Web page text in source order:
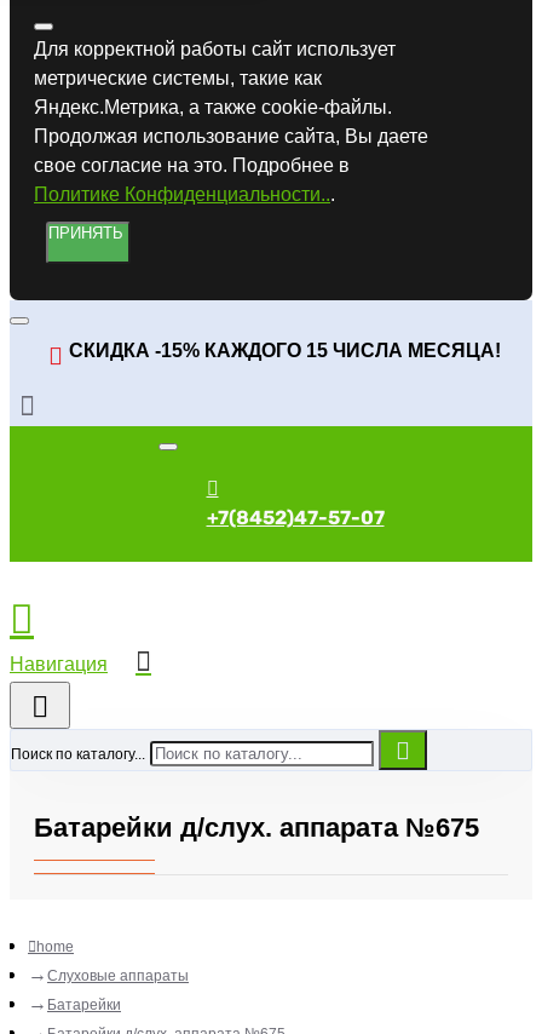
Для корректной работы сайт использует
метрические системы, такие как
Яндекс.Метрика, а также cookie-файлы.
Продолжая использование сайта, Вы даете
свое согласие на это. Подробнее в
Политике Конфиденциальности...
ПРИНЯТЬ
СКИДКА -15% КАЖДОГО 15 ЧИСЛА МЕСЯЦА!
+7(8452)47-57-07
Поиск по каталогу...
Батарейки д/слух. аппарата №675
home
Слуховые аппараты
Батарейки